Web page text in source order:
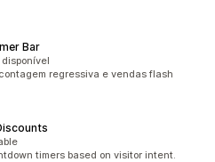
Bar
regressiva e vendas flash
timers based on visitor intent.